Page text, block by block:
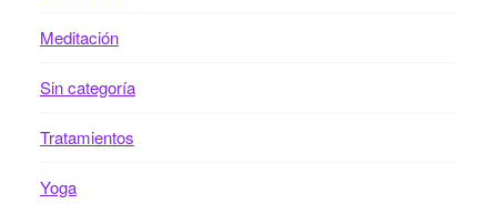
Meditación
Sin categoría
Tratamientos
Yoga